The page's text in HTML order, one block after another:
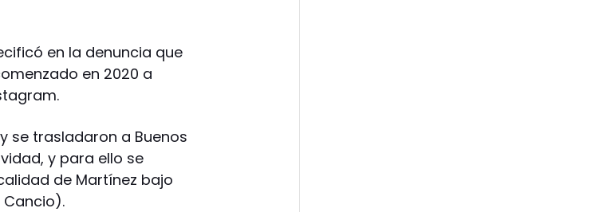
en la denuncia que
en 2020 a
se trasladaron a Buenos
y para ello se
de Martínez bajo